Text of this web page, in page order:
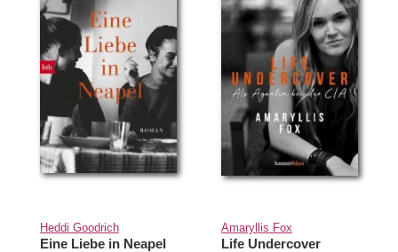
Heddi Goodrich
Eine Liebe in Neapel
Amaryllis Fox
Life Undercover